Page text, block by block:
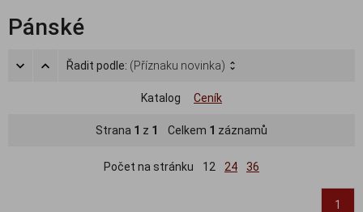
Pánské
Řadit podle: (Příznaku novinka)
Katalog Ceník
Strana 1 z 1 Celkem 1 záznamů
Počet na stránku 12 24 36
1